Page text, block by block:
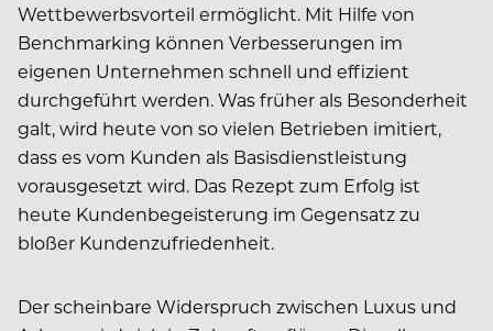
Wettbewerbsvorteil ermöglicht. Mit Hilfe von
Benchmarking können Verbesserungen im
eigenen Unternehmen schnell und effizient
durchgeführt werden. Was früher als Besonderheit
galt, wird heute von so vielen Betrieben imitiert,
dass es vom Kunden als Basisdienstleistung
vorausgesetzt wird. Das Rezept zum Erfolg ist
heute Kundenbegeisterung im Gegensatz zu
bloßer Kundenzufriedenheit.
Der scheinbare Widerspruch zwischen Luxus und